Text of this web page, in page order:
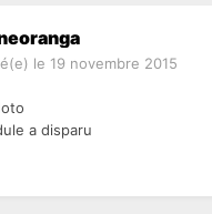
le 19 novembre 2015
a disparu